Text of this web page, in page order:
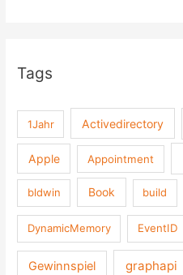
Tags
1Jahr Activedirectory
Apple Appointment
bldwin Book build
DynamicMemory EventID
Gewinnspiel graphapi